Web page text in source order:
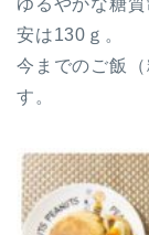
ゆるやかな糖
安は130ｇ。
今までのご飯
す。